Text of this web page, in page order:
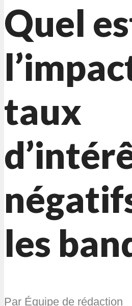
Quel
taux
les
Par Équipe de rédaction